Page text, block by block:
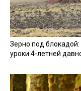
Зерно под
уроки 4-летней